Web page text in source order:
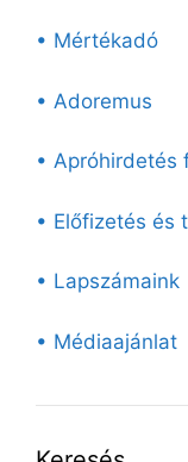
• Mértékadó
• Adoremus
• Apróhirdetés
• Előfizetés és
• Lapszámaink
• Médiaajánlat